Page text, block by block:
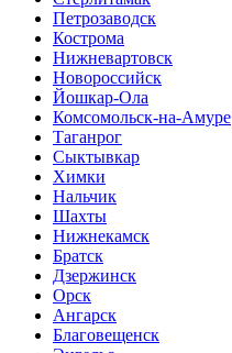
Петрозаводск
Кострома
Нижневартовск
Новороссийск
Йошкар-Ола
Комсомольск-на-Амуре
Таганрог
Сыктывкар
Химки
Нальчик
Шахты
Нижнекамск
Братск
Дзержинск
Орск
Ангарск
Благовещенск